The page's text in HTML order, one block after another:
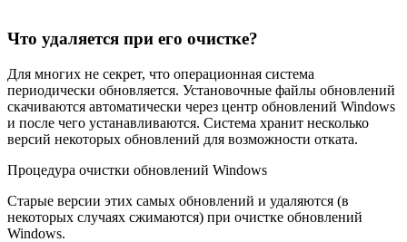
Что удаляется при его очистке?
Для многих не секрет, что операционная система
периодически обновляется. Установочные файлы обновлений
скачиваются автоматически через центр обновлений Windows
и после чего устанавливаются. Система хранит несколько
версий некоторых обновлений для возможности отката.
Процедура очистки обновлений Windows
Старые версии этих самых обновлений и удаляются (в
некоторых случаях сжимаются) при очистке обновлений
Windows.